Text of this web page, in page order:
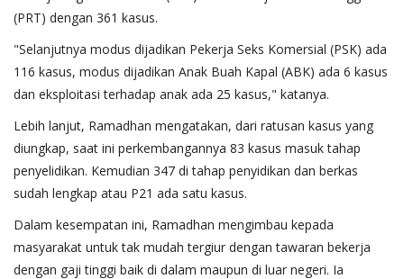
(PRT) dengan 361 kasus.
"Selanjutnya modus dijadikan Pekerja Seks Komersial (PSK) ada
116 kasus, modus dijadikan Anak Buah Kapal (ABK) ada 6 kasus
dan eksploitasi terhadap anak ada 25 kasus," katanya.
Lebih lanjut, Ramadhan mengatakan, dari ratusan kasus yang
diungkap, saat ini perkembangannya 83 kasus masuk tahap
penyelidikan. Kemudian 347 di tahap penyidikan dan berkas
sudah lengkap atau P21 ada satu kasus.
Dalam kesempatan ini, Ramadhan mengimbau kepada
masyarakat untuk tak mudah tergiur dengan tawaran bekerja
dengan gaji tinggi baik di dalam maupun di luar negeri. Ia